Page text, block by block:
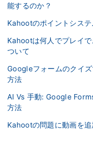
能するのか？
Kahootのポイントシス
Kahootは何人でプレイ
ついて
Googleフォームのクイ
方法
AI Vs 手動: Google
方法
Kahootの問題に動画を